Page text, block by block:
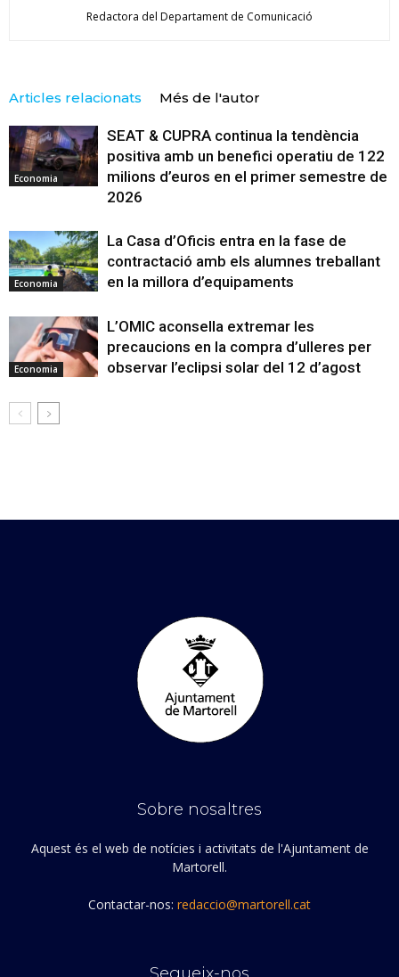
Redactora del Departament de Comunicació
Articles relacionats Més de l'autor
Economia
SEAT & CUPRA continua la tendència
positiva amb un benefici operatiu de 122
milions d’euros en el primer semestre de
2026
Economia
La Casa d’Oficis entra en la fase de
contractació amb els alumnes treballant
en la millora d’equipaments
Economia
L’OMIC aconsella extremar les
precaucions en la compra d’ulleres per
observar l’eclipsi solar del 12 d’agost
Sobre nosaltres
Aquest és el web de notícies i activitats de l'Ajuntament de
Martorell.
Contactar-nos: redaccio@martorell.cat